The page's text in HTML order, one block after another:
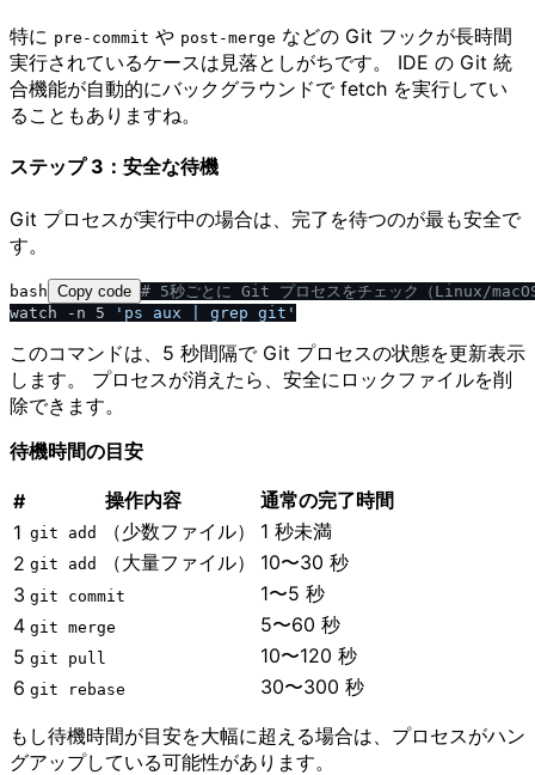
特に pre-commit や post-merge などの Git フックが長時間
実行されているケースは見落としがちです。 IDE の Git 統
合機能が自動的にバックグラウンドで fetch を実行してい
ることもありますね。
ステップ 3：安全な待機
Git プロセスが実行中の場合は、完了を待つのが最も安全で
す。
bash Copy code # 5秒ごとに Git プロセスをチェック（Linux /
watch -n 5
'ps aux | grep git'
このコマンドは、5 秒間隔で Git プロセスの状態を更新表示
します。 プロセスが消えたら、安全にロックファイルを削
除できます。
待機時間の目安
# 操作内容
通常の完了時間
1 git add （少数ファイル）
1 秒未満
2 git add （大量ファイル）
10〜30 秒
3 git commit
1〜5 秒
4 git merge
5〜60 秒
5 git pull
10〜120 秒
6 git rebase 30〜300 秒
もし待機時間が目安を大幅に超える場合は、プロセスがハン
グアップしている可能性があります。